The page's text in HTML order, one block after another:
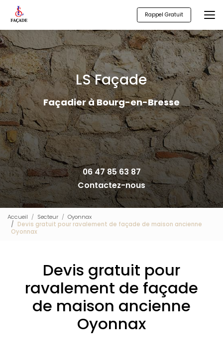
contenu
principal
Rappel Gratuit
LS Façade
Façadier à Bourg-en-Bresse
06 47 85 63 87
Contactez-nous
Accueil Secteur
Oyonnax
Devis gratuit pour ravalement de façade de maison ancienne
Oyonnax
Devis gratuit pour
ravalement de façade
de maison ancienne
Oyonnax